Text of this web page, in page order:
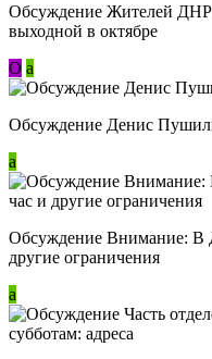
Обсуждение Жителей ДНР
выходной в октябре
О a
Обсуждение Денис
a
Обсуждение Внимание: В
другие ограничения
a